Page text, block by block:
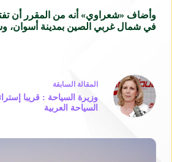
في شمال غربي الصين بمدينة أسوان،
المقالة السابقة
وزيرة السياحة : قريبا
السياحة العربية